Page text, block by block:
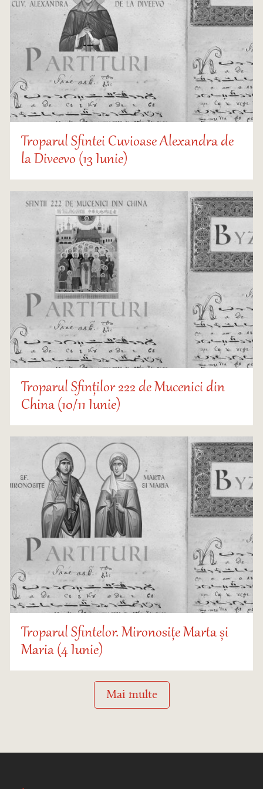
Troparul Sfintei Cuvioase Alexandra de
la Diveevo (13 Iunie)
Troparul Sfinților 222 de Mucenici din
China (10/11 Iunie)
Troparul Sfintelor. Mironosițe Marta și
Maria (4 Iunie)
Mai multe